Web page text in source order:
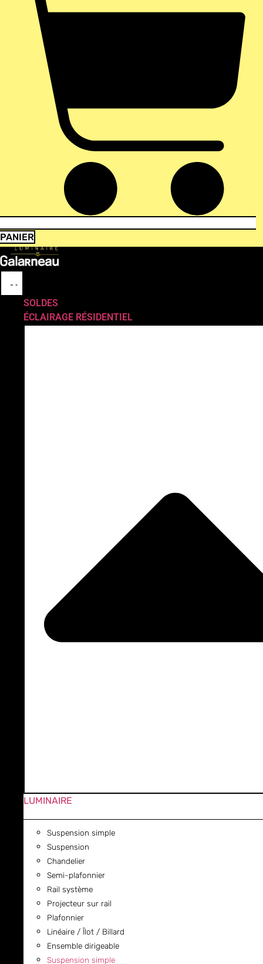
PANIER
SOLDES
ÉCLAIRAGE RÉSIDENTIEL
LUMINAIRE
Suspension simple
Suspension
Chandelier
Semi-plafonnier
Rail système
Projecteur sur rail
Plafonnier
Linéaire / Îlot / Billard
Ensemble dirigeable
Suspension simple